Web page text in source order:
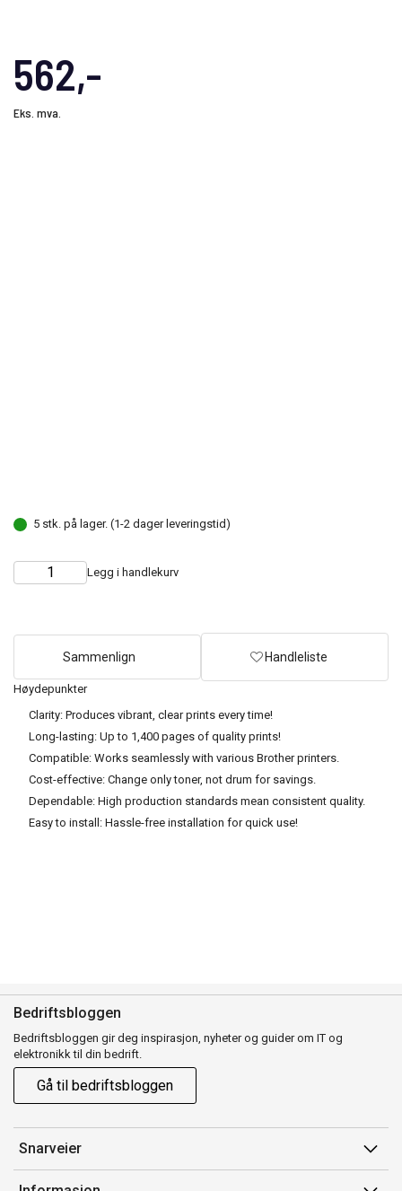
Høydepunkter
Clarity: Produces vibrant, clear prints every time!
Long-lasting: Up to 1,400 pages of quality prints!
Compatible: Works seamlessly with various Brother printers.
Cost-effective: Change only toner, not drum for savings.
Dependable: High production standards mean consistent quality.
Easy to install: Hassle-free installation for quick use!
562,-
Eks. mva.
5 stk. på lager. (1-2 dager leveringstid)
Choose
Quantity Legg i handlekurv
Sammenlign Handleliste
Bedriftsbloggen
Bedriftsbloggen gir deg inspirasjon, nyheter og guider om IT og
elektronikk til din bedrift.
Gå til bedriftsbloggen
Snarveier
Min side